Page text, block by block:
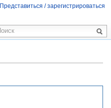
Представиться / зарегистрироваться